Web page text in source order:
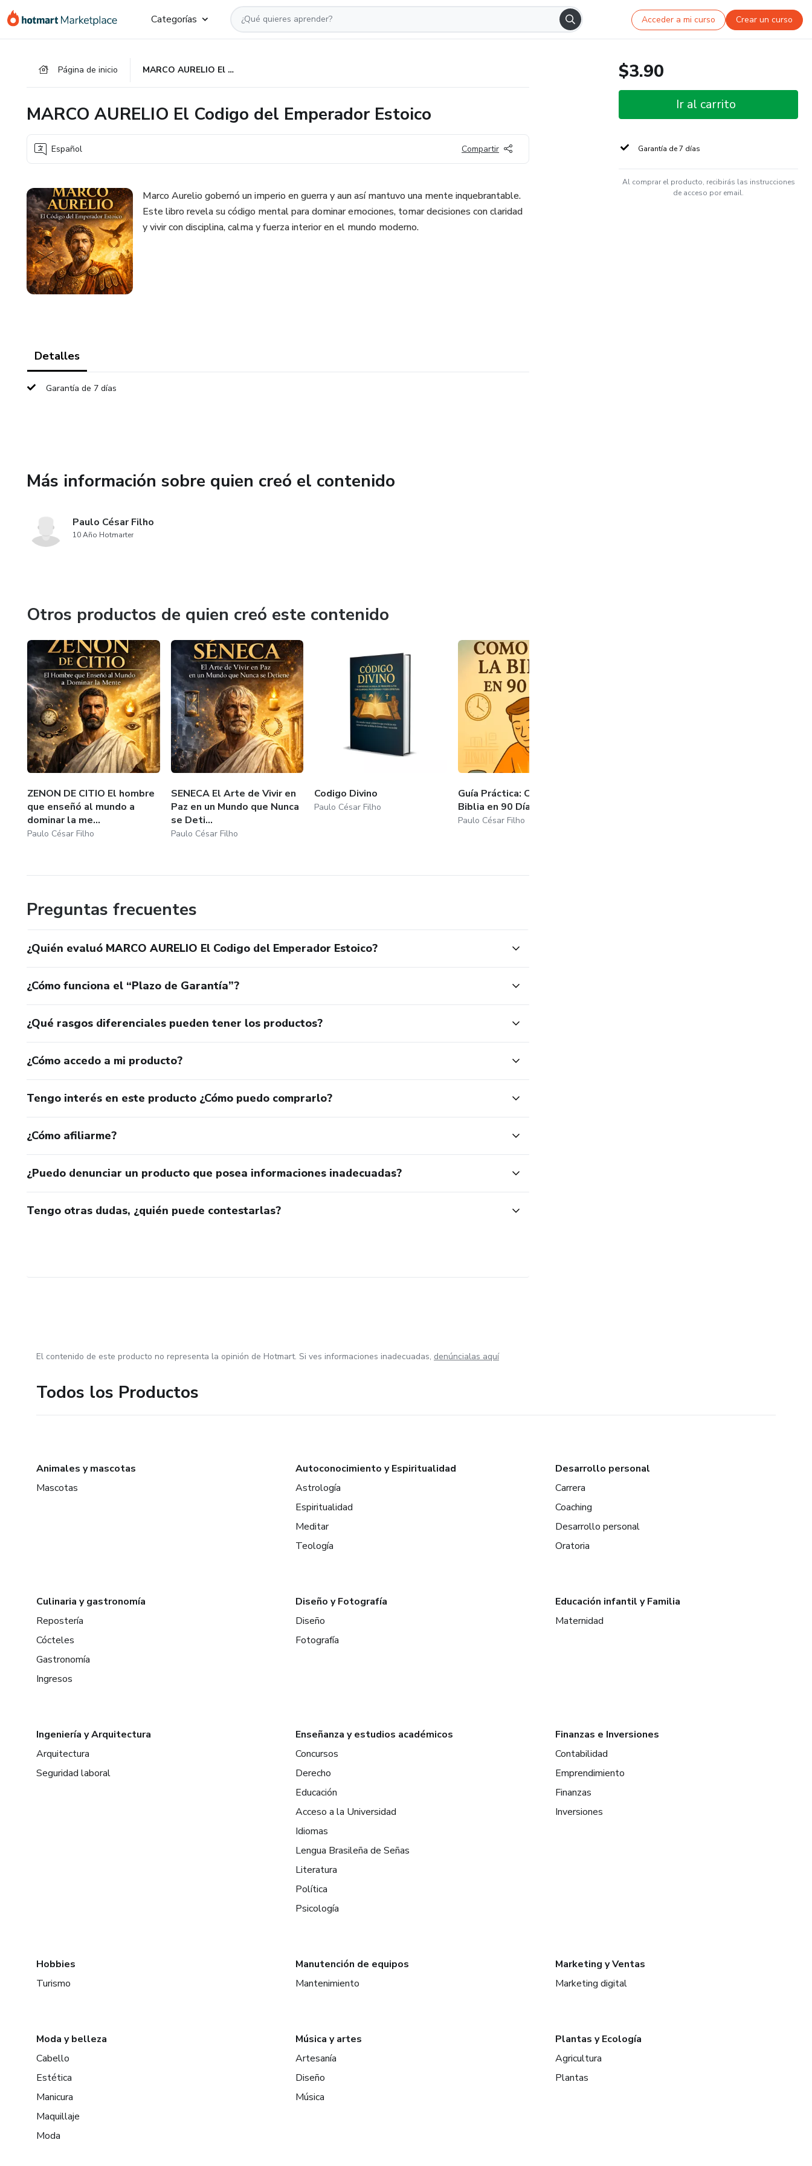
Categorías Acceder a mi curso Crear un curso
Página de inicio MARCO AURELIO El Codigo del Emperador Estoico
MARCO AURELIO El Codigo del Emperador Estoico
Español Compartir
Marco Aurelio gobernó un imperio en guerra y aun así mantuvo una mente inquebrantable.
Este libro revela su código mental para dominar emociones, tomar decisiones con claridad
y vivir con disciplina, calma y fuerza interior en el mundo moderno.
Detalles
Garantía de 7 días
Más información sobre quien creó el contenido
Paulo César Filho
10 Año Hotmarter
Otros productos de quien creó este contenido
ZENON DE CITIO El hombre
que enseñó al mundo a
dominar la me...
Paulo César Filho
SENECA El Arte de Vivir en
Paz en un Mundo que Nunca
se Deti...
Paulo César Filho
Codigo Divino
Paulo César Filho
Guía Práctica: Cómo Leer la
Biblia en 90 Días
Paulo César Filho
Preguntas frecuentes
¿Quién evaluó MARCO AURELIO El Codigo del Emperador Estoico?
¿Cómo funciona el “Plazo de Garantía”?
¿Qué rasgos diferenciales pueden tener los productos?
¿Cómo accedo a mi producto?
Tengo interés en este producto ¿Cómo puedo comprarlo?
¿Cómo afiliarme?
¿Puedo denunciar un producto que posea informaciones inadecuadas?
Tengo otras dudas, ¿quién puede contestarlas?
$3.90
Ir al carrito
Garantía de 7 días
Al comprar el producto, recibirás las instrucciones
de acceso por email.
El contenido de este producto no representa la opinión de Hotmart. Si ves informaciones inadecuadas, denúncialas aquí
Todos los Productos
Animales y mascotas
Mascotas
Autoconocimiento y Espiritualidad
Astrología
Espiritualidad
Meditar
Teología
Desarrollo personal
Carrera
Coaching
Desarrollo personal
Oratoria
Culinaria y gastronomía
Repostería
Cócteles
Gastronomía
Ingresos
Diseño y Fotografía
Diseño
Fotografía
Educación infantil y Familia
Maternidad
Ingeniería y Arquitectura
Arquitectura
Seguridad laboral
Enseñanza y estudios académicos
Concursos
Derecho
Educación
Acceso a la Universidad
Idiomas
Lengua Brasileña de Señas
Literatura
Política
Psicología
Finanzas e Inversiones
Contabilidad
Emprendimiento
Finanzas
Inversiones
Hobbies
Turismo
Manutención de equipos
Mantenimiento
Marketing y Ventas
Marketing digital
Moda y belleza
Cabello
Estética
Manicura
Maquillaje
Moda
Música y artes
Artesanía
Diseño
Música
Plantas y Ecología
Agricultura
Plantas